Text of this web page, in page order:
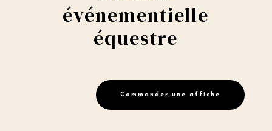
événementielle
équestre
Commander une affiche